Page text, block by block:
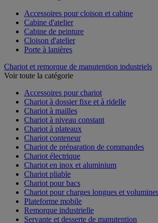
Accessoires pour cloison et cabine
Cabine d'atelier
Cabine de peinture
Cloison d'atelier
Chariot et remorque de manutention industriels
Accessoires pour chariot
Chariot à dossier fixe et à ridelle
Chariot à mailles
Chariot à niveau constant
Chariot à plateaux
Chariot conteneur
Chariot de préparation de commandes
Chariot électrique
Chariot en inox et aluminium
Chariot pliable
Chariot pour bacs
Chariot pour charges longues et
Plateforme mobile
Remorque industrielle